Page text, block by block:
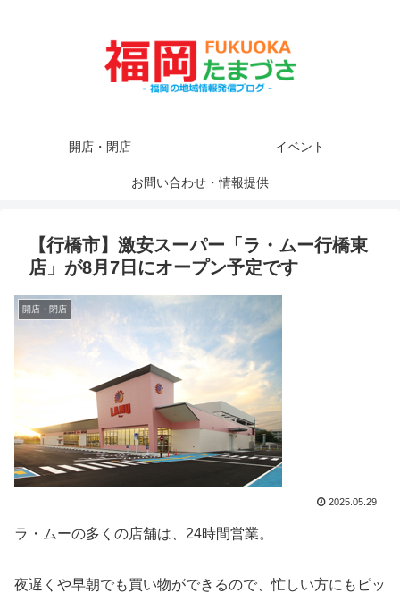
開店・閉店 イベント
お問い合わせ・情報提供
【行橋市】激安スーパー「ラ・ムー行橋東
店」が8月7日にオープン予定です
開店・閉店
2025.05.29
ラ・ムーの多くの店舗は、24時間営業。
夜遅くや早朝でも買い物ができるので、忙しい方にもピッ